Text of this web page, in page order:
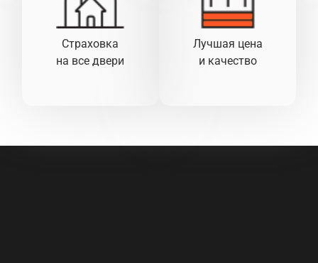
Страховка
на все двери
Лучшая цена
и качество